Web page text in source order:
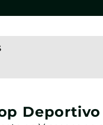
Deportivo